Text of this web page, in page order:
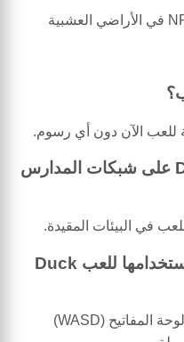
للعب الآن دون أي رسوم.
هل يمكنني لعب Duck Life 4 على شبكات المدارس
في البيئات المقيدة.
ما هي الأجهزة التي يمكنني استخدامها للعب Duck
تدعم اللعبة كل من التحكمات عبر لوحة المفاتيح (WASD)